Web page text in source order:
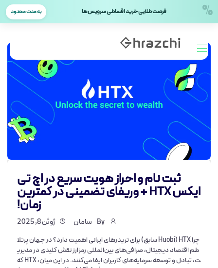
% فرصت طلایی خرید اقساطی سرویس‌ها به مدت محدود
ثبت‌ نام و احراز هویت سریع در اچ تی
ایکس HTX + وریفای تضمینی در کمترین
زمان!
سامان ژوئن 8, 2025
چرا HTX (Huobi سابق) برای تریدرهای ایرانی اهمیت دارد؟ در جهان پرتلا
طم اقتصاد دیجیتال، صرافی‌های بین‌المللی رمزارز نقش کلیدی در مدیری
ت، تبادل و توسعه سرمایه‌های کاربران ایفا می‌کنند. در این میان، HTX که